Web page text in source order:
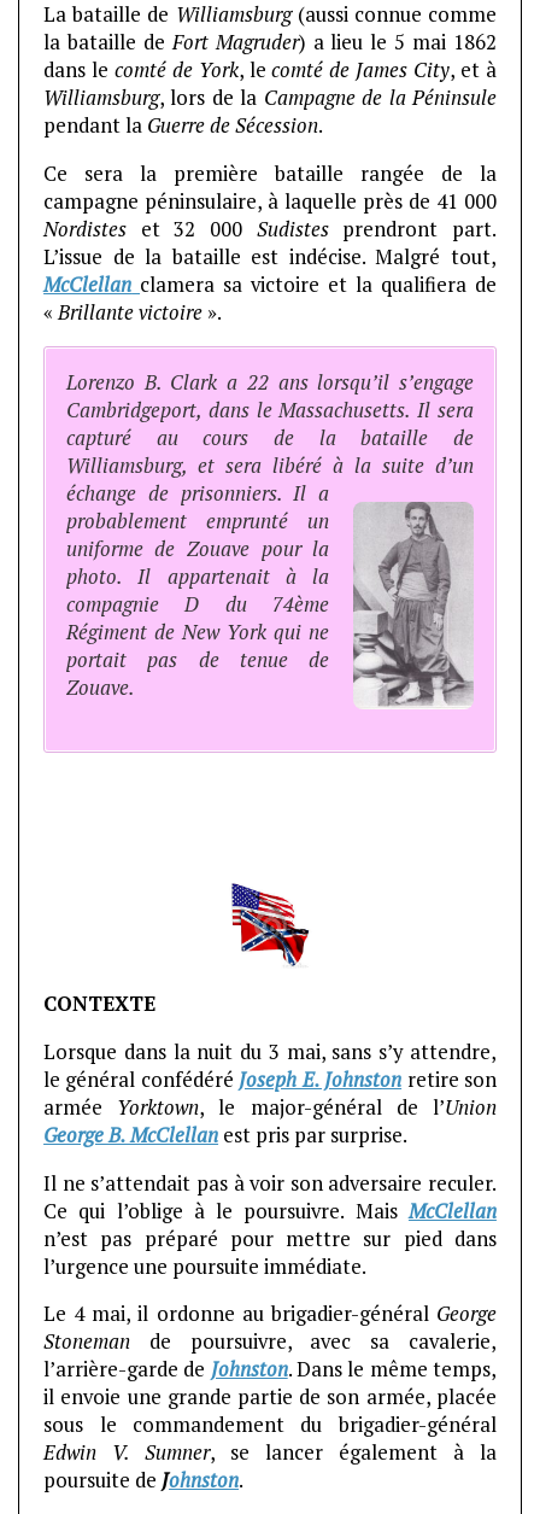
La bataille de Williamsburg(aussi connue comme
la bataille deFort Magruder) a lieu le 5 mai 1862
dans le comté de York, lecomté de James City, et à
Williamsburg, lors de la Campagne de la Péninsule
pendant la Guerre de Sécession.
Ce sera la première bataille rangée de la
campagne péninsulaire, à laquelle près de 41 000
Nordistes et 32 000 Sudistesprendront part.
L’issue de la bataille est indécise. Malgré tout,
McClellan clamera sa victoire et la qualifiera de
«Brillante victoire ».
Lorenzo B. Clark a 22 ans lorsqu’il s’engage
Cambridgeport, dans le Massachusetts. Il sera
capturé au cours de la bataille de
Williamsburg, et sera libéré à la suite d’un
échange de prisonniers. Il a
probablement emprunté un
uniforme de Zouave pour la
photo. Il appartenait à la
compagnie D du 74ème
Régiment de New York qui ne
portait pas de tenue de
Zouave.
CONTEXTE
Lorsque dans la nuit du 3 mai, sans s’y attendre,
le général confédéré Joseph E. Johnston retire son
armée Yorktown, le major-général de l’Union
George B. McClellan est pris par surprise.
Il ne s’attendait pas à voir son adversaire reculer.
Ce qui l’oblige à le poursuivre. MaisMcClellan
n’est pas préparé pour mettre sur pied dans
l’urgence une poursuite immédiate.
Le 4 mai, il ordonne au brigadier-général George
Stoneman de poursuivre, avec sa cavalerie,
l’arrière-garde de Johnston. Dans le même temps,
il envoie une grande partie de son armée, placée
sous le commandement du brigadier-général
Edwin V. Sumner, se lancer également à la
poursuite de Johnston.